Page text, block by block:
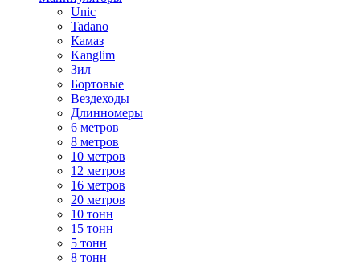
Unic
Tadano
Камаз
Kanglim
Зил
Бортовые
Вездеходы
Длинномеры
6 метров
8 метров
10 метров
12 метров
16 метров
20 метров
10 тонн
15 тонн
5 тонн
8 тонн